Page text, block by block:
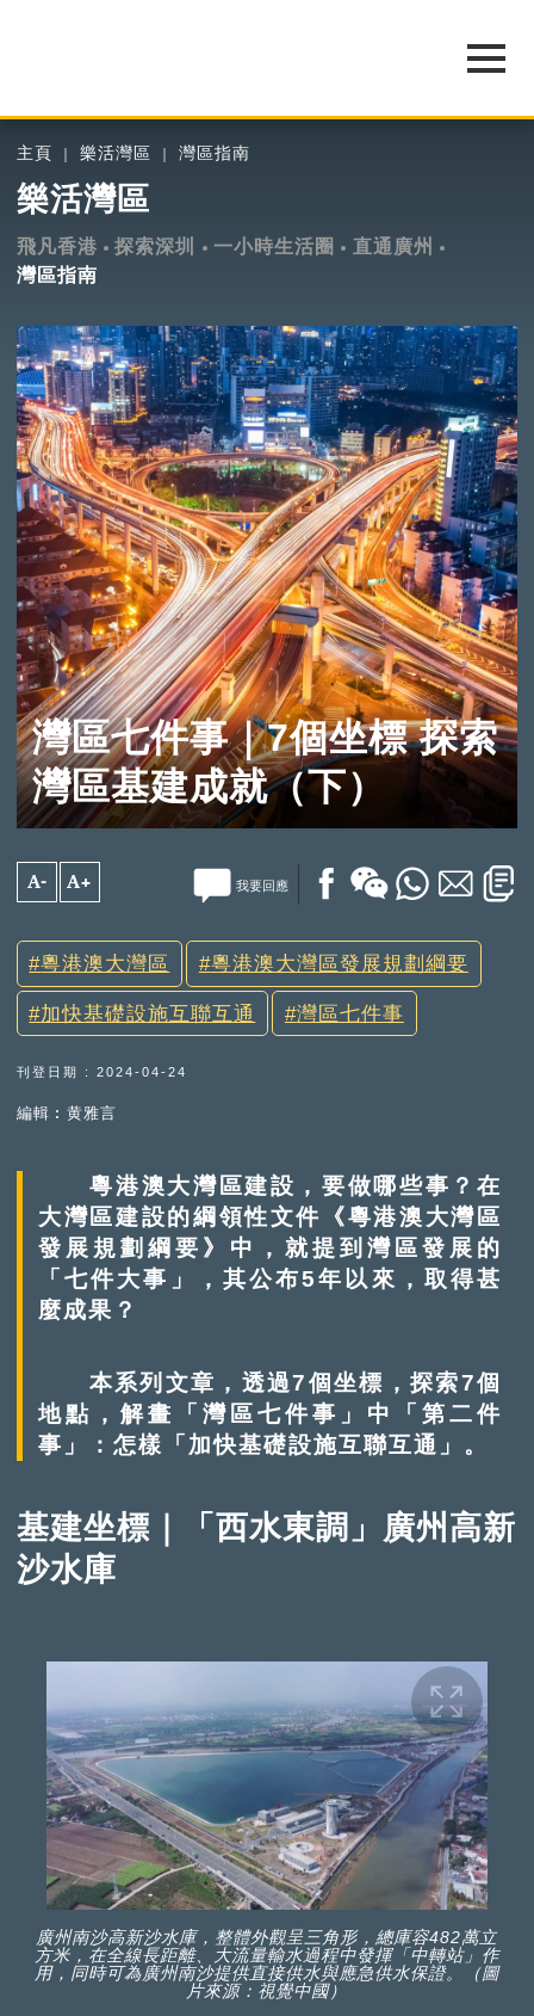
主頁 樂活灣區 灣區指南
樂活灣區
飛凡香港 探索深圳 一小時生活圈
直通廣州
灣區指南
灣區七件事｜7個坐標 探索
灣區基建成就（下）
A- A+ 我要回應
粵港澳大灣區 粵港澳大灣區發展規劃綱要
加快基礎設施互聯互通 灣區七件事
刊登日期 : 2024-04-24
編輯︰黄雅言
粵港澳大灣區建設，要做哪些事？在
大灣區建設的綱領性文件《粵港澳大灣區
發展規劃綱要》中，就提到灣區發展的
「七件大事」，其公布5年以來，取得甚
麼成果？
本系列文章，透過7個坐標，探索7個
地點，解畫「灣區七件事」中「第二件
事」：怎樣「加快基礎設施互聯互通」。
基建坐標｜「西水東調」廣州高新
沙水庫
廣州南沙高新沙水庫，整體外觀呈三角形，總庫容482萬立
方米，在全線長距離、大流量輸水過程中發揮「中轉站」作
用，同時可為廣州南沙提供直接供水與應急供水保證。（圖
片來源：視覺中國）